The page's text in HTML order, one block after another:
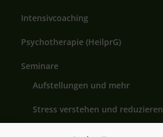
Intensivcoaching
Psychotherapie (HeilprG)
Seminare
Aufstellungen und mehr
Stress verstehen und reduzieren